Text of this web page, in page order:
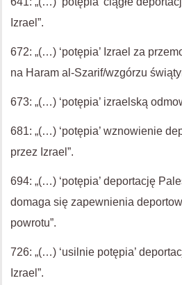
Izrael”.
672: „(…) ‘potępia’ Izrael za
na Haram al-Szarif/wzgórzu
673: „(…) ‘potępia’ izraelską
681: „(…) ‘potępia’ wznowienie
przez Izrael”.
694: „(…) ‘potępia’ deportację
domaga się zapewnienia
powrotu”.
726: „(…) ‘usilnie potępia’
Izrael”.